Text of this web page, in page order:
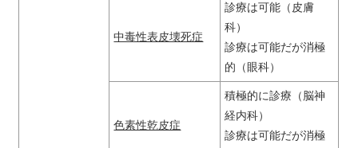
中毒性表皮壊死症
診療は可能（皮膚
科）
診療は可能だが消極
的（眼科）
色素性乾皮症
積極的に診療（脳神
経内科）
診療は可能だが消極